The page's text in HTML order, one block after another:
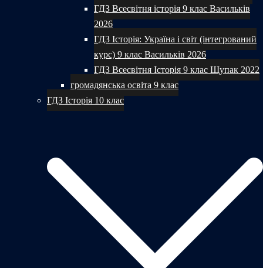
ГДЗ Всесвітня історія 9 клас Васильків
2026
ГДЗ Історія: Україна і світ (інтегрований
курс) 9 клас Васильків 2026
ГДЗ Всесвітня Історія 9 клас Щупак 2022
громадянська освіта 9 клас
ГДЗ Історія 10 клас